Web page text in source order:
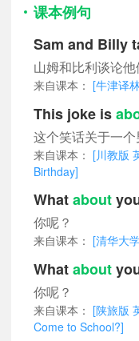
课本例句
Sam and Billy
山姆和比利谈论他
来自课本： [牛津译
This joke is
这个笑话关于一个
来自课本： [川教版
Birthday]
Whatabout
你呢？
来自课本： [清华大
Whatabout
你呢？
来自课本： [陕旅版
Come to School?]